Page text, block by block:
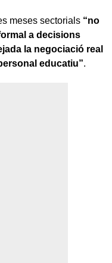
meses sectorials “no
a decisions
la negociació real
educatiu”.